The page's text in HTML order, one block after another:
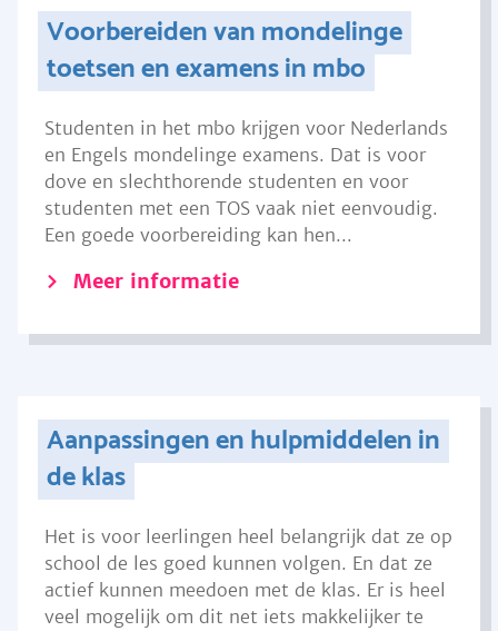
Voorbereiden van mondelinge
toetsen en examens in mbo
Studenten in het mbo krijgen voor Nederlands
en Engels mondelinge examens. Dat is voor
dove en slechthorende studenten en voor
studenten met een TOS vaak niet eenvoudig.
Een goede voorbereiding kan hen...
Meer informatie
Aanpassingen en hulpmiddelen in
de klas
Het is voor leerlingen heel belangrijk dat ze op
school de les goed kunnen volgen. En dat ze
actief kunnen meedoen met de klas. Er is heel
veel mogelijk om dit net iets makkelijker te